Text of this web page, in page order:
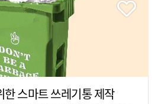
스마트 쓰레기통 제작